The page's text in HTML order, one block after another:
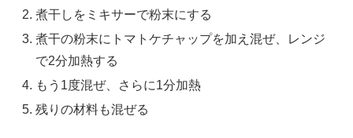
煮干しをミキサーで粉末にする
煮干の粉末にトマトケチャップを加え混ぜ、レンジ
で2分加熱する
もう1度混ぜ、さらに1分加熱
残りの材料も混ぜる